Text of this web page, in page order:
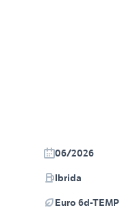
06/2026
Ibrida
Euro 6d-TEMP